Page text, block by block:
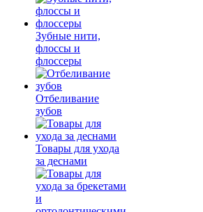
Зубные нити,
флоссы и
флоссеры
Отбеливание
зубов
Товары для ухода
за деснами